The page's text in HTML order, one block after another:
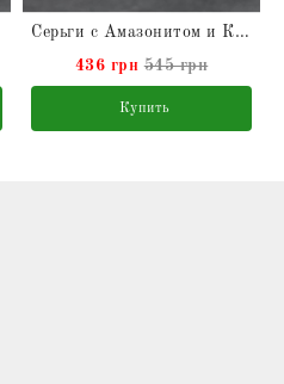
Серьги с Амазонитом и Кораллом натуральными в позолоте
436 грн 545 грн
Купить